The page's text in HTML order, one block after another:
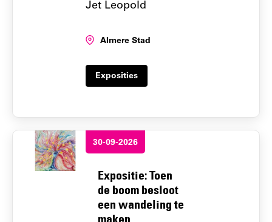
Jet Leopold
Locatie:
Almere Stad
Exposities
30-09-2026
Expositie: Toen
de boom besloot
een wandeling te
maken